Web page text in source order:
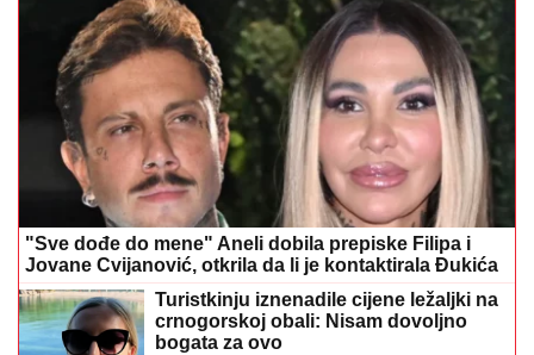
"Sve dođe do mene" Aneli dobila prepiske Filipa i
Jovane Cvijanović, otkrila da li je kontaktirala Đukića
Turistkinju iznenadile cijene ležaljki na
crnogorskoj obali: Nisam dovoljno
bogata za ovo